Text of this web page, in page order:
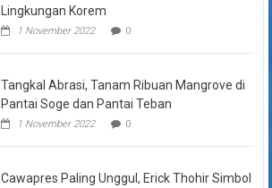
Lingkungan Korem
1 November 2022 0
Tangkal Abrasi, Tanam Ribuan Mangrove di
Pantai Soge dan Pantai Teban
1 November 2022 0
Cawapres Paling Unggul, Erick Thohir Simbol